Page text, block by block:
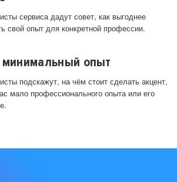
сервиса дадут совет, как выгоднее
свой опыт для конкретной профессии.
минимальный опыт
подскажут, на чём стоит сделать акцент,
мало профессионального опыта или его